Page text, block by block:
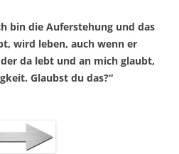
bin die Auferstehung und das
wird leben, auch wenn er
da lebt und an mich glaubt,
Glaubst du das?“